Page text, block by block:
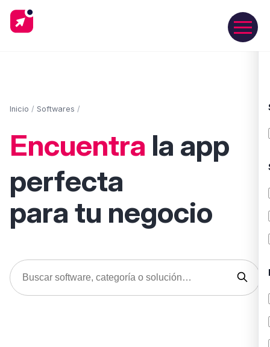
Inicio / Softwares /
Encuentra la app
perfecta
para tu negocio